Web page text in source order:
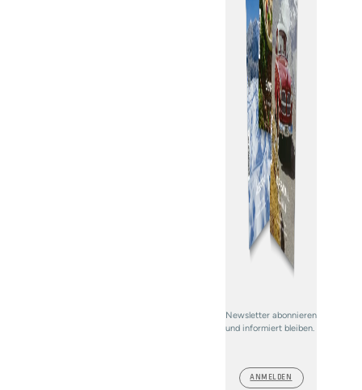
Newsletter abonnieren
und informiert bleiben.
ANMELDEN